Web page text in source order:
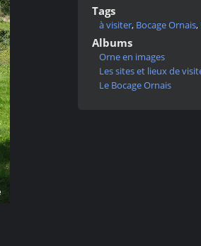
Tags
à visiter, Bocage Ornais,
Albums
Orne en images
Les sites et lieux de
Le Bocage Ornais